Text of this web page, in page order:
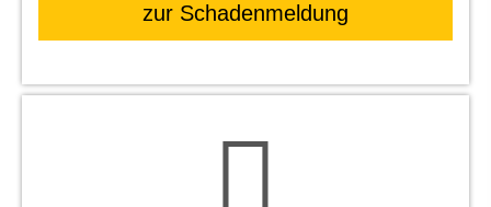
zur Schadenmeldung